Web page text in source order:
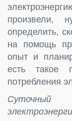
произвели,
определить,
на помощь
опыт и
есть такое
потребления